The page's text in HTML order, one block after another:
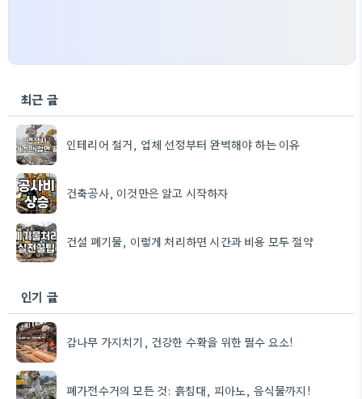
최근 글
인테리어 철거, 업체 선정부터 완벽해야 하는 이유
건축공사, 이것만은 알고 시작하자
건설 폐기물, 이렇게 처리하면 시간과 비용 모두 절약
인기 글
감나무 가지치기, 건강한 수확을 위한 필수 요소!
폐가전수거의 모든 것: 흙침대, 피아노, 음식물까지!